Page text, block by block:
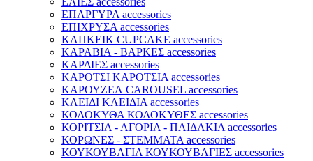
ΕΠΑΡΓΥΡΑ accessories
ΕΠΙΧΡΥΣΑ accessories
ΚΑΠΚΕΙΚ CUPCAKE accessories
ΚΑΡΑΒΙΑ - ΒΑΡΚΕΣ accessories
ΚΑΡΔΙΕΣ accessories
ΚΑΡΟΤΣΙ ΚΑΡΟΤΣΙΑ accessories
ΚΑΡΟΥΖΕΛ CAROUSEL accessories
ΚΛΕΙΔΙ ΚΛΕΙΔΙΑ accessories
ΚΟΛΟΚΥΘΑ ΚΟΛΟΚΥΘΕΣ accessories
ΚΟΡΙΤΣΙΑ - ΑΓΟΡΙΑ - ΠΑΙΔΑΚΙΑ accessories
ΚΟΡΩΝΕΣ - ΣΤΕΜΜΑΤΑ accessories
ΚΟΥΚΟΥΒΑΓΙΑ ΚΟΥΚΟΥΒΑΓΙΕΣ accessories